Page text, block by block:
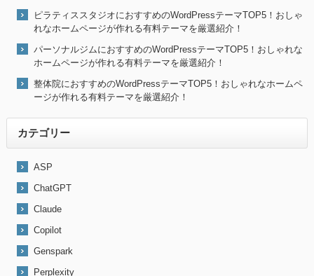
ピラティススタジオにおすすめのWordPressテーマTOP5！おしゃ
れなホームページが作れる有料テーマを厳選紹介！
パーソナルジムにおすすめのWordPressテーマTOP5！おしゃれな
ホームページが作れる有料テーマを厳選紹介！
整体院におすすめのWordPressテーマTOP5！おしゃれなホームペ
ージが作れる有料テーマを厳選紹介！
カテゴリー
ASP
ChatGPT
Claude
Copilot
Genspark
Perplexity